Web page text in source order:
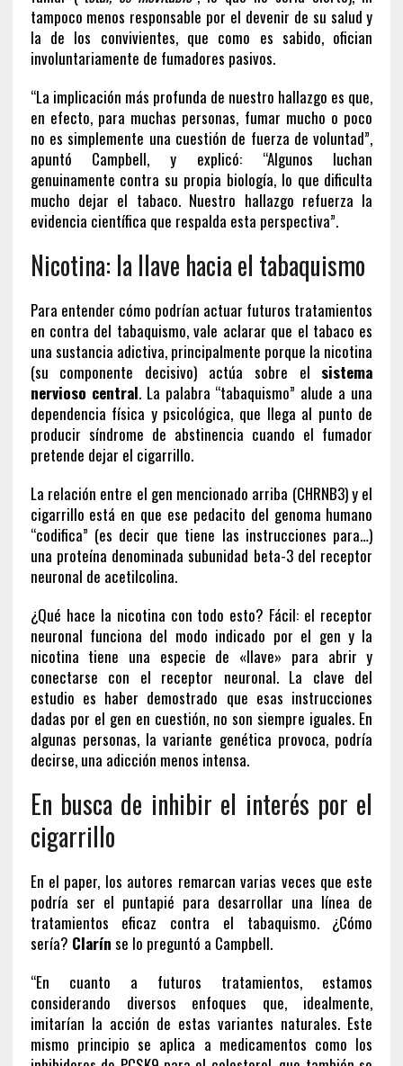
tampoco menos responsable por el devenir de su salud y
la de los convivientes, que como es sabido, ofician
involuntariamente de fumadores pasivos.
“La implicación más profunda de nuestro hallazgo es que,
en efecto, para muchas personas, fumar mucho o poco
no es simplemente una cuestión de fuerza de voluntad”,
apuntó Campbell, y explicó: “Algunos luchan
genuinamente contra su propia biología, lo que dificulta
mucho dejar el tabaco. Nuestro hallazgo refuerza la
evidencia científica que respalda esta perspectiva”.
Nicotina: la llave hacia el tabaquismo
Para entender cómo podrían actuar futuros tratamientos
en contra del tabaquismo, vale aclarar que el tabaco es
una sustancia adictiva, principalmente porque la nicotina
(su componente decisivo) actúa sobre el sistema
nervioso central. La palabra “tabaquismo” alude a una
dependencia física y psicológica, que llega al punto de
producir síndrome de abstinencia cuando el fumador
pretende dejar el cigarrillo.
La relación entre el gen mencionado arriba (CHRNB3) y el
cigarrillo está en que ese pedacito del genoma humano
“codifica” (es decir que tiene las instrucciones para…)
una proteína denominada subunidad beta-3 del receptor
neuronal de acetilcolina.
¿Qué hace la nicotina con todo esto? Fácil: el receptor
neuronal funciona del modo indicado por el gen y la
nicotina tiene una especie de «llave» para abrir y
conectarse con el receptor neuronal. La clave del
estudio es haber demostrado que esas instrucciones
dadas por el gen en cuestión, no son siempre iguales. En
algunas personas, la variante genética provoca, podría
decirse, una adicción menos intensa.
En busca de inhibir el interés por el
cigarrillo
En el paper, los autores remarcan varias veces que este
podría ser el puntapié para desarrollar una línea de
tratamientos eficaz contra el tabaquismo. ¿Cómo
sería? Clarín se lo preguntó a Campbell.
“En cuanto a futuros tratamientos, estamos
considerando diversos enfoques que, idealmente,
imitarían la acción de estas variantes naturales. Este
mismo principio se aplica a medicamentos como los